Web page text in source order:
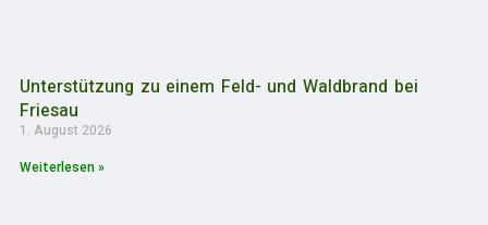
Unterstützung zu einem Feld- und Waldbrand bei
Friesau
1. August 2026
Weiterlesen »